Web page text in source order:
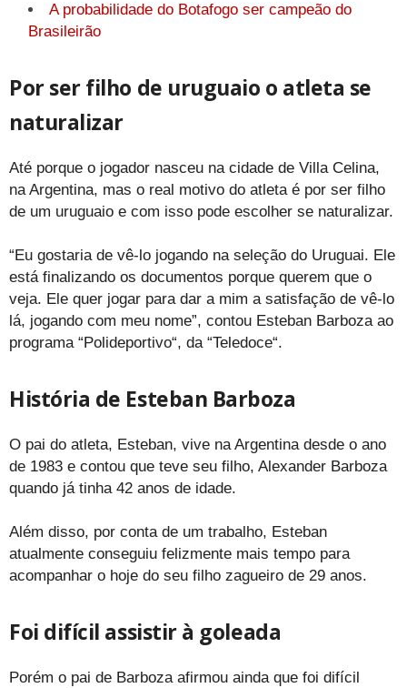
A probabilidade do Botafogo ser campeão do
Brasileirão
Por ser filho de uruguaio o atleta se
naturalizar
Até porque o jogador nasceu na cidade de Villa Celina,
na Argentina, mas o real motivo do atleta é por ser filho
de um uruguaio e com isso pode escolher se naturalizar.
“Eu gostaria de vê-lo jogando na seleção do Uruguai. Ele
está finalizando os documentos porque querem que o
veja. Ele quer jogar para dar a mim a satisfação de vê-lo
lá, jogando com meu nome”, contou Esteban Barboza ao
programa “Polideportivo“, da “Teledoce“.
História de Esteban Barboza
O pai do atleta, Esteban, vive na Argentina desde o ano
de 1983 e contou que teve seu filho, Alexander Barboza
quando já tinha 42 anos de idade.
Além disso, por conta de um trabalho, Esteban
atualmente conseguiu felizmente mais tempo para
acompanhar o hoje do seu filho zagueiro de 29 anos.
Foi difícil assistir à goleada
Porém o pai de Barboza afirmou ainda que foi difícil